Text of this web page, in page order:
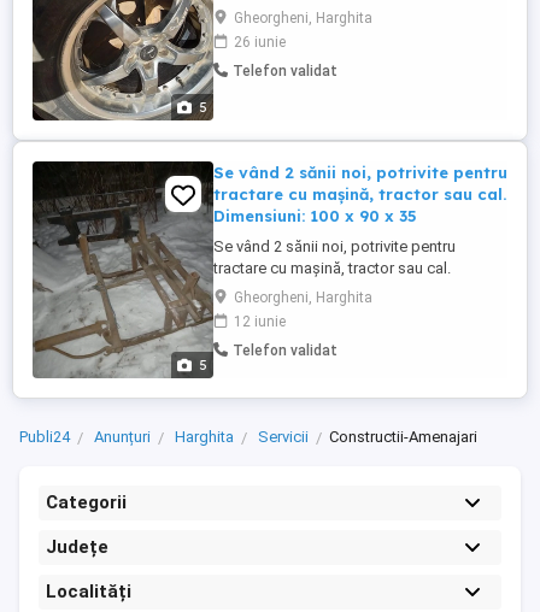
5
pentru Suzuki Vitara. Pentru detalii sunați
la telefon. preț 1280 Ron.
Gheorgheni, Harghita
26 iunie
Telefon validat
5
Se vând 2 sănii noi, potrivite pentru
tractare cu mașină, tractor sau cal.
Dimensiuni: 100 x 90 x 35
Se vând 2 sănii noi, potrivite pentru
tractare cu mașină, tractor sau cal.
Dimensiuni: 100 x 90 x 35 cm. Preț: 1200
RON. Pentru detalii sunați la .
Gheorgheni, Harghita
12 iunie
Telefon validat
Publi24 Anunțuri Harghita Servicii Constructii-Amenajari
Categorii
Județe
Localități